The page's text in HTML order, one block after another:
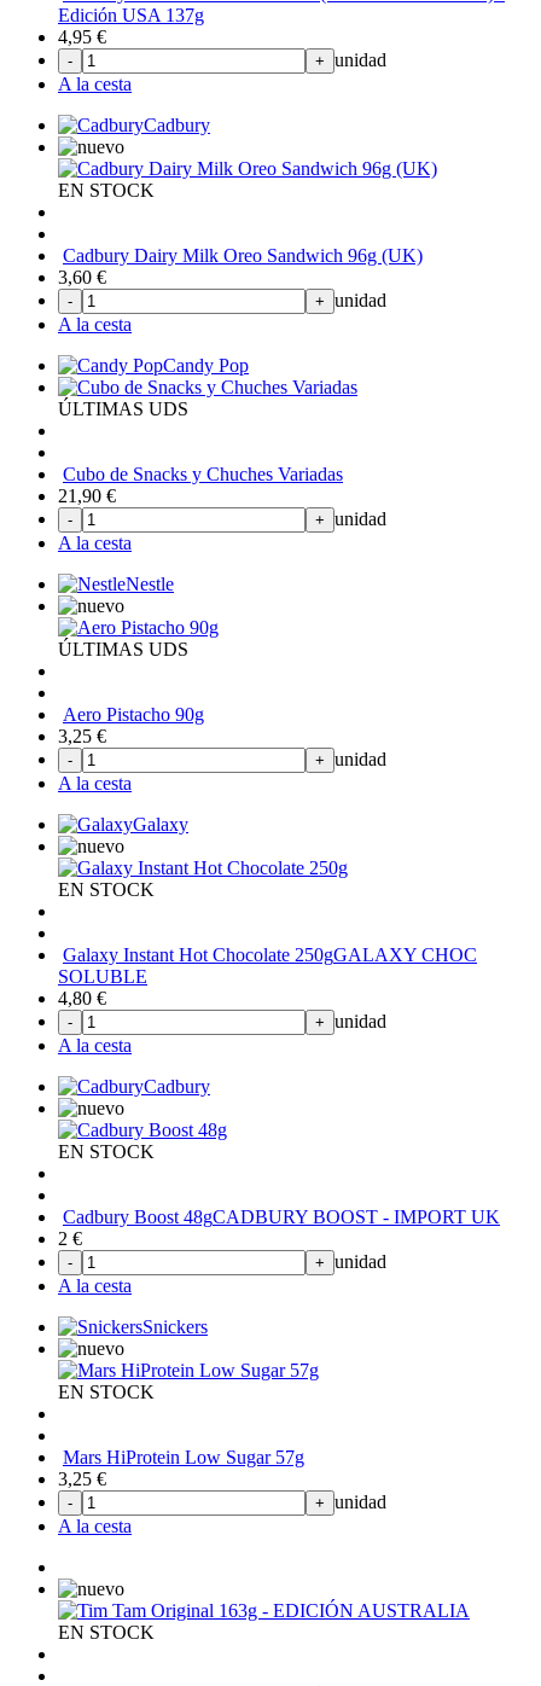
Edición USA 137g
4,95 €
- + unidad
A la cesta
Cadbury
EN STOCK
Cadbury Dairy Milk Oreo Sandwich 96g (UK)
3,60 €
- + unidad
A la cesta
Candy Pop
ÚLTIMAS UDS
Cubo de Snacks y Chuches Variadas
21,90 €
- + unidad
A la cesta
Nestle
ÚLTIMAS UDS
Aero Pistacho 90g
3,25 €
- + unidad
A la cesta
Galaxy
EN STOCK
Galaxy Instant Hot Chocolate 250gGALAXY CHOC
SOLUBLE
4,80 €
- + unidad
A la cesta
Cadbury
EN STOCK
Cadbury Boost 48gCADBURY BOOST - IMPORT UK
2 €
- + unidad
A la cesta
Snickers
EN STOCK
Mars HiProtein Low Sugar 57g
3,25 €
- + unidad
A la cesta
EN STOCK